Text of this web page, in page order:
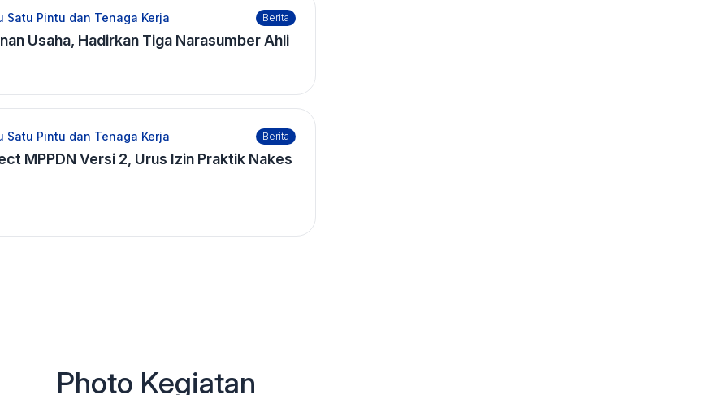
Satu Pintu dan Tenaga Kerja Berita
Usaha, Hadirkan Tiga Narasumber Ahli
Satu Pintu dan Tenaga Kerja Berita
MPPDN Versi 2, Urus Izin Praktik Nakes
Photo Kegiatan